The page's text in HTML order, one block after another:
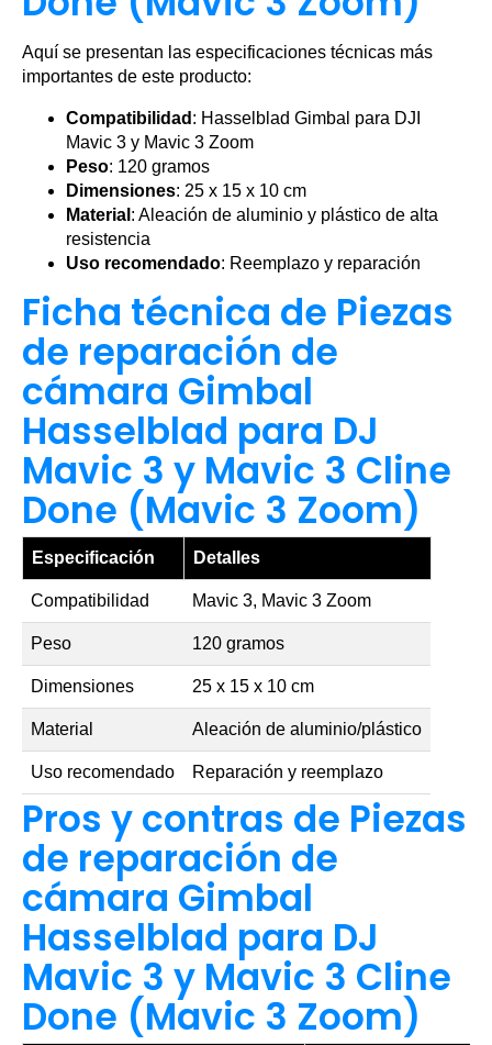
Aquí se presentan las especificaciones técnicas más
importantes de este producto:
Compatibilidad : Hasselblad Gimbal para DJI
Mavic 3 y Mavic 3 Zoom
Peso: 120 gramos
Dimensiones: 25 x 15 x 10 cm
Material : Aleación de aluminio y plástico de alta
resistencia
Uso recomendado: Reemplazo y reparación
Ficha técnica de Piezas
de reparación de
cámara Gimbal
Hasselblad para DJ
Mavic 3 y Mavic 3 Cline
Done (Mavic 3 Zoom)
Especificación Detalles
Compatibilidad Mavic 3, Mavic 3 Zoom
Peso 120 gramos
Dimensiones 25 x 15 x 10 cm
Material Aleación de aluminio/plástico
Uso recomendado Reparación y reemplazo
Pros y contras de Piezas
de reparación de
cámara Gimbal
Hasselblad para DJ
Mavic 3 y Mavic 3 Cline
Done (Mavic 3 Zoom)